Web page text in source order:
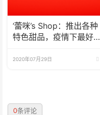
‘蕾咪’s Shop：推出各种
特色甜品，疫情下最好的
2020年07月29日
0条评论